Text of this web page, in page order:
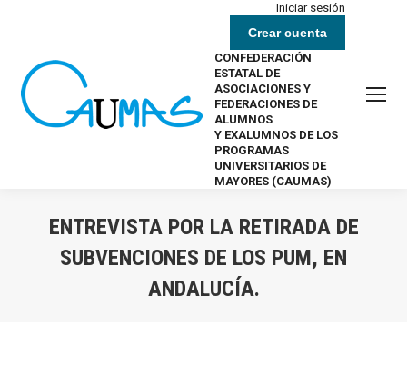
Iniciar sesión
Crear cuenta
CONFEDERACIÓN
ESTATAL DE
ASOCIACIONES Y
FEDERACIONES DE
ALUMNOS
Y EXALUMNOS DE LOS
PROGRAMAS
UNIVERSITARIOS DE
MAYORES (CAUMAS)
ENTREVISTA POR LA RETIRADA DE
SUBVENCIONES DE LOS PUM, EN
ANDALUCÍA.